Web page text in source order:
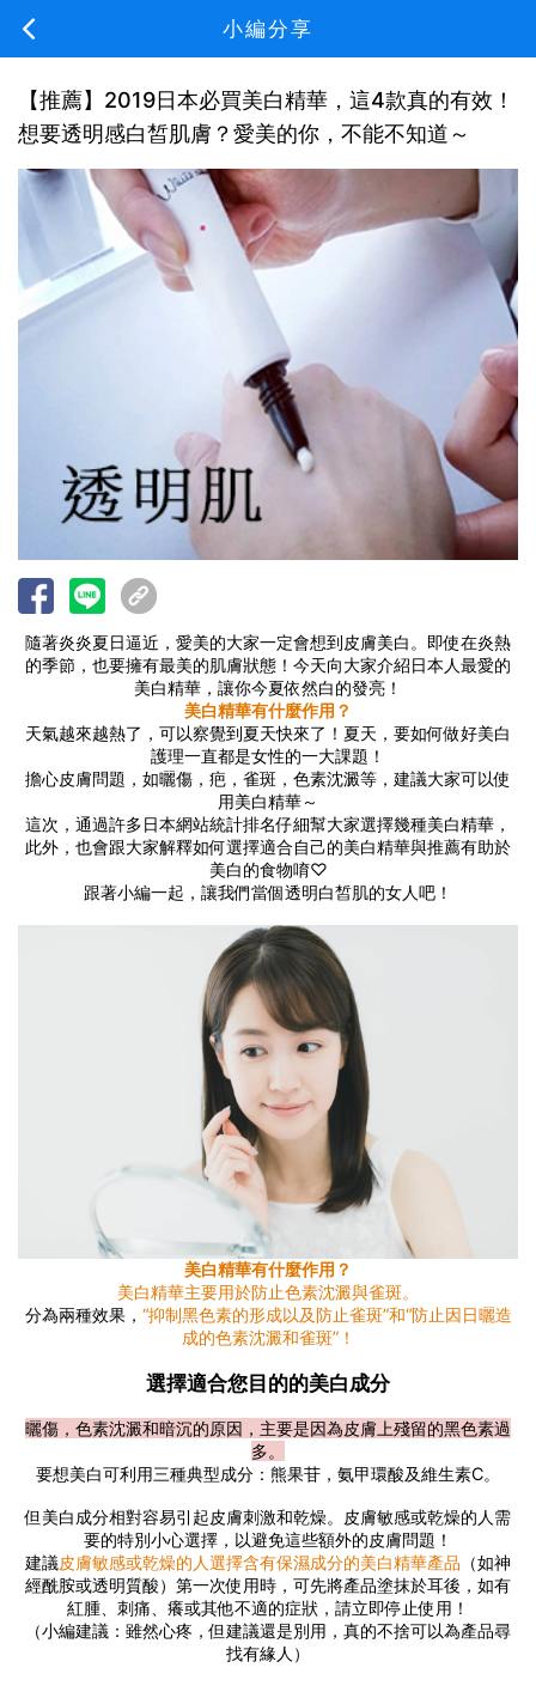
小編分享
【推薦】2019日本必買美白精華，這4款真的有效！
想要透明感白皙肌膚？愛美的你，不能不知道～
隨著炎炎夏日逼近，愛美的大家一定會想到皮膚美白。即使在炎熱
的季節，也要擁有最美的肌膚狀態！今天向大家介紹日本人最愛的
美白精華，讓你今夏依然白的發亮！
美白精華有什麼作用？
天氣越來越熱了，可以察覺到夏天快來了！夏天，要如何做好美白
護理一直都是女性的一大課題！
擔心皮膚問題，如曬傷，疤，雀斑，色素沈澱等，建議大家可以使
用美白精華～
這次，通過許多日本網站統計排名仔細幫大家選擇幾種美白精華，
此外，也會跟大家解釋如何選擇適合自己的美白精華與推薦有助於
美白的食物唷♡
跟著小編一起，讓我們當個透明白皙肌的女人吧！
美白精華有什麼作用？
美白精華主要用於防止色素沈澱與雀斑。
分為兩種效果， “抑制黑色素的形成以及防止雀斑”和“防止因日曬造
成的色素沈澱和雀斑”！
選擇適合您目的的美白成分
曬傷，色素沈澱和暗沉的原因，主要是因為皮膚上殘留的黑色素過
多。
要想美白可利用三種典型成分：熊果苷，氨甲環酸及維生素C。
但美白成分相對容易引起皮膚刺激和乾燥。皮膚敏感或乾燥的人需
要的特別小心選擇，以避免這些額外的皮膚問題！
建議皮膚敏感或乾燥的人選擇含有保濕成分的美白精華產品 （如神
經酰胺或透明質酸）第一次使用時，可先將產品塗抹於耳後，如有
紅腫、刺痛、癢或其他不適的症狀，請立即停止使用！
（小編建議：雖然心疼，但建議還是別用，真的不捨可以為產品尋
找有緣人）